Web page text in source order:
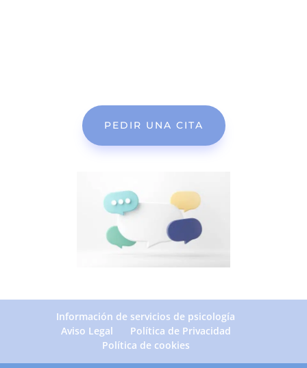
PEDIR UNA CITA
Información de servicios de psicología
Aviso Legal
Política de Privacidad
Política de cookies